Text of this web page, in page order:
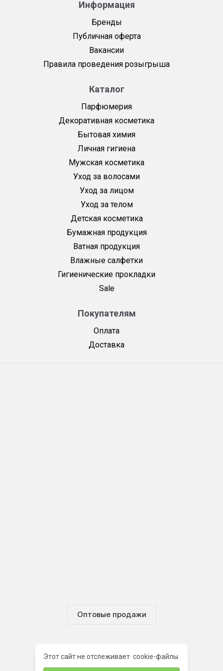
Информация
Бренды
Публичная оферта
Вакансии
Правила проведения розыгрыша
Каталог
Парфюмерия
Декоративная косметика
Бытовая химия
Личная гигиена
Мужская косметика
Уход за волосами
Уход за лицом
Уход за телом
Детская косметика
Бумажная продукция
Ватная продукция
Влажные салфетки
Гигиенические прокладки
Sale
Покупателям
Оплата
Доставка
Оптовые продажи
Этот сайт не отслеживает cookie-файлы.